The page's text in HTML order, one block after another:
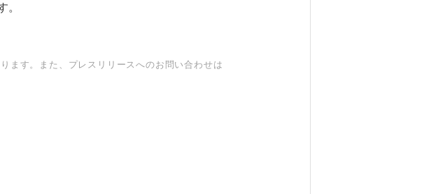
。
ます。また、プレスリリースへのお問い合わせは